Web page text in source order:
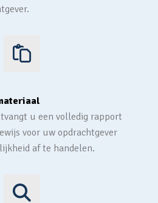
u een volledig rapport
voor uw opdrachtgever
af te handelen.